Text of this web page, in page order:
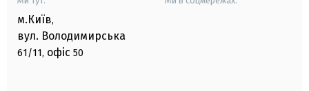
м.Київ,
вул. Володимирська
61/11, офіс 50